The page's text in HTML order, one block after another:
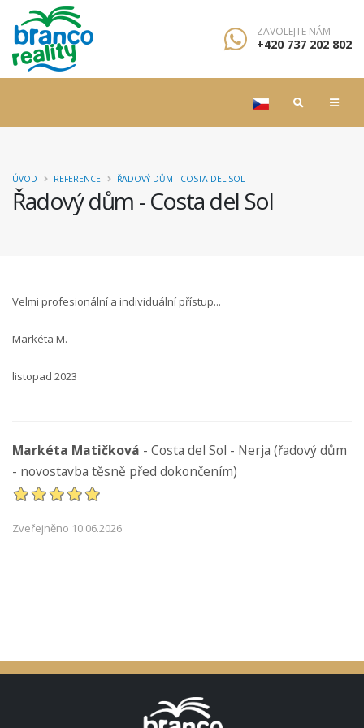
ZAVOLEJTE NÁM
+420 737 202 802
Řadový dům - Costa del Sol
ÚVOD REFERENCE ŘADOVÝ DŮM - COSTA DEL SOL
Velmi profesionální a individuální přístup...
Markéta M.
listopad 2023
Markéta Matičková - Costa del Sol - Nerja (řadový dům
- novostavba těsně před dokončením)
Zveřejněno 10.06.2026